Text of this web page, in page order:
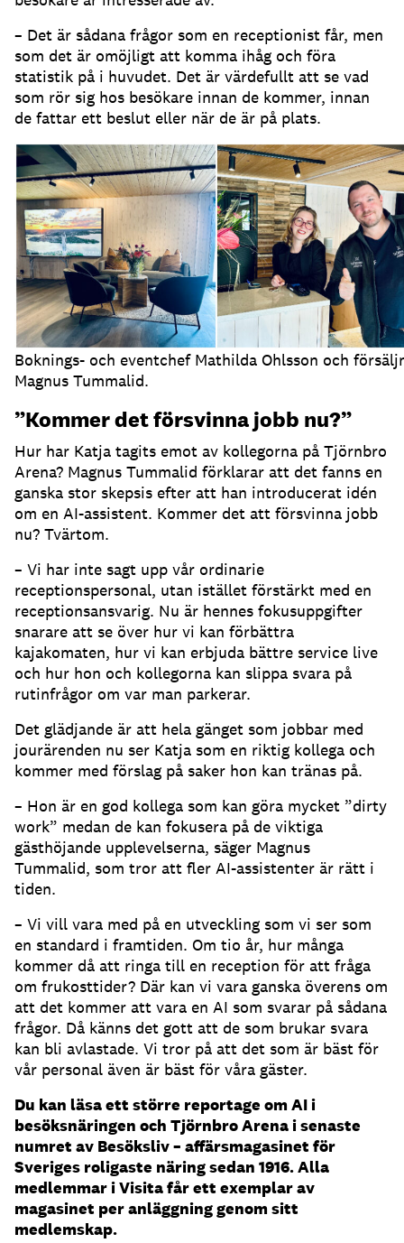
– Det är sådana frågor som en receptionist får, men
som det är omöjligt att komma ihåg och föra
statistik på i huvudet. Det är värdefullt att se vad
som rör sig hos besökare innan de kommer, innan
de fattar ett beslut eller när de är på plats.
Boknings- och eventchef Mathilda Ohlsson och
Magnus Tummalid.
”Kommer det försvinna jobb nu?”
Hur har Katja tagits emot av kollegorna på Tjörnbro
Arena? Magnus Tummalid förklarar att det fanns en
ganska stor skepsis efter att han introducerat idén
om en AI-assistent. Kommer det att försvinna jobb
nu? Tvärtom.
– Vi har inte sagt upp vår ordinarie
receptionspersonal, utan istället förstärkt med en
receptionsansvarig. Nu är hennes fokusuppgifter
snarare att se över hur vi kan förbättra
kajakomaten, hur vi kan erbjuda bättre service live
och hur hon och kollegorna kan slippa svara på
rutinfrågor om var man parkerar.
Det glädjande är att hela gänget som jobbar med
jourärenden nu ser Katja som en riktig kollega och
kommer med förslag på saker hon kan tränas på.
– Hon är en god kollega som kan göra mycket ”dirty
work” medan de kan fokusera på de viktiga
gästhöjande upplevelserna, säger Magnus
Tummalid, som tror att fler AI-assistenter är rätt i
tiden.
– Vi vill vara med på en utveckling som vi ser som
en standard i framtiden. Om tio år, hur många
kommer då att ringa till en reception för att fråga
om frukosttider? Där kan vi vara ganska överens om
att det kommer att vara en AI som svarar på sådana
frågor. Då känns det gott att de som brukar svara
kan bli avlastade. Vi tror på att det som är bäst för
vår personal även är bäst för våra gäster.
Du kan läsa ett större reportage om AI i
besöksnäringen och Tjörnbro Arena i senaste
numret av Besöksliv – affärsmagasinet för
Sveriges roligaste näring sedan 1916. Alla
medlemmar i Visita får ett exemplar av
magasinet per anläggning genom sitt
medlemskap.